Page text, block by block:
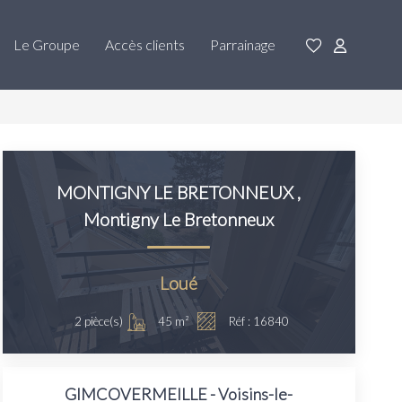
Le Groupe Accès clients Parrainage
MONTIGNY LE BRETONNEUX,
Montigny Le Bretonneux
Loué
2 pièce(s) 45 m² Réf : 16840
GIMCOVERMEILLE - Voisins-le-